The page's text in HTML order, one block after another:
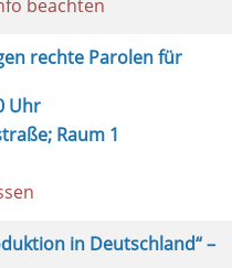
beachten
rechte Parolen für
Uhr
Raum 1
in Deutschland“ –